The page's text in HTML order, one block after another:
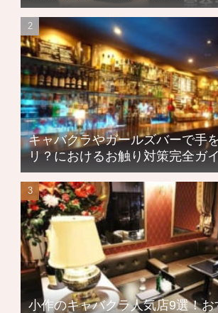
キャバクラやガールズバーで手
リ？におけるお触り対策完全ガ
小作のキャバクラ人気店9選！お